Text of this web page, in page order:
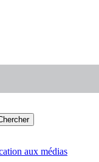
aux médias